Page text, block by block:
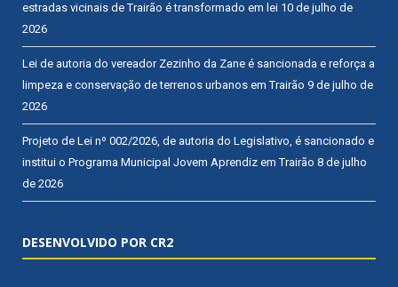
estradas vicinais de Trairão é transformado em lei 10 de julho de
2026
Lei de autoria do vereador Zezinho da Zane é sancionada e reforça a
limpeza e conservação de terrenos urbanos em Trairão 9 de julho de
2026
Projeto de Lei nº 002/2026, de autoria do Legislativo, é sancionado e
institui o Programa Municipal Jovem Aprendiz em Trairão 8 de julho
de 2026
DESENVOLVIDO POR CR2